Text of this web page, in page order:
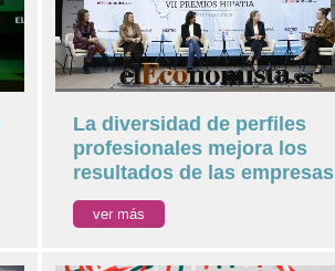
La diversidad de perfiles
profesionales mejora los
resultados de las empresas
ver más